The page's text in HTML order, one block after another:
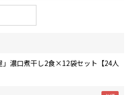
」濃口煮干し2食×12袋セット【24人